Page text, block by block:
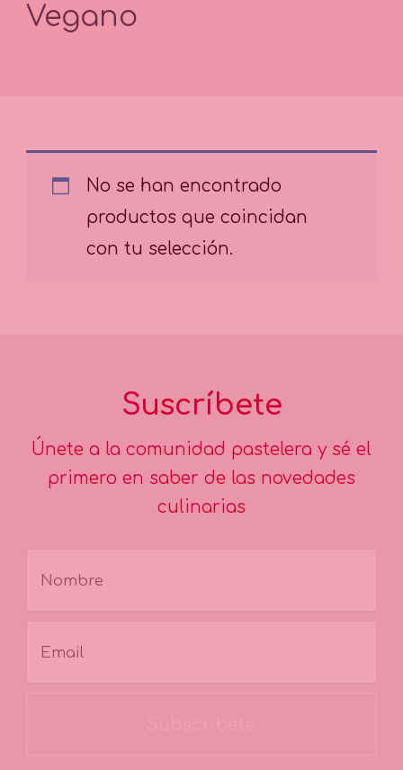
Vegano
No se han encontrado
productos que coincidan
con tu selección.
Suscríbete
Únete a la comunidad pastelera y sé el
primero en saber de las novedades
culinarias